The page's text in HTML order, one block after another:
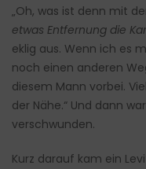
„Oh, was ist denn mit
etwas Entfernung die
eklig aus. Wenn ich es
noch einen anderen
diesem Mann vorbei.
der Nähe.“ Und dann
verschwunden.
Kurz darauf kam ein